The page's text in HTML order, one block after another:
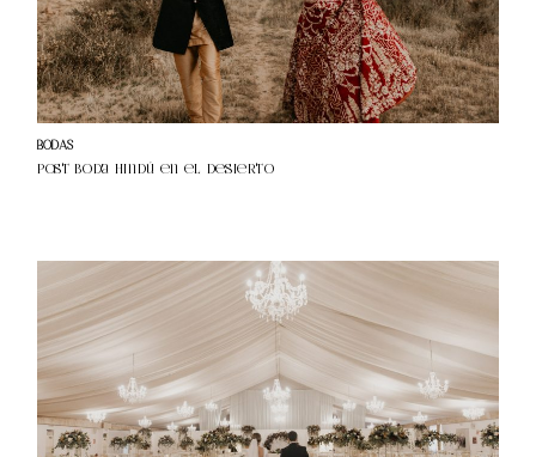
BODAS
Post Boda Hindú en el desierto
O
A
S